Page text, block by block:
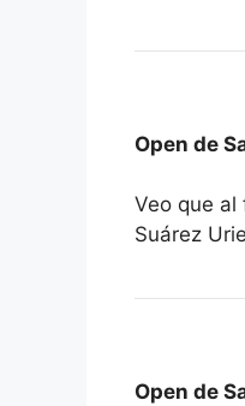
Open de
Veo que al
Suárez
Open de